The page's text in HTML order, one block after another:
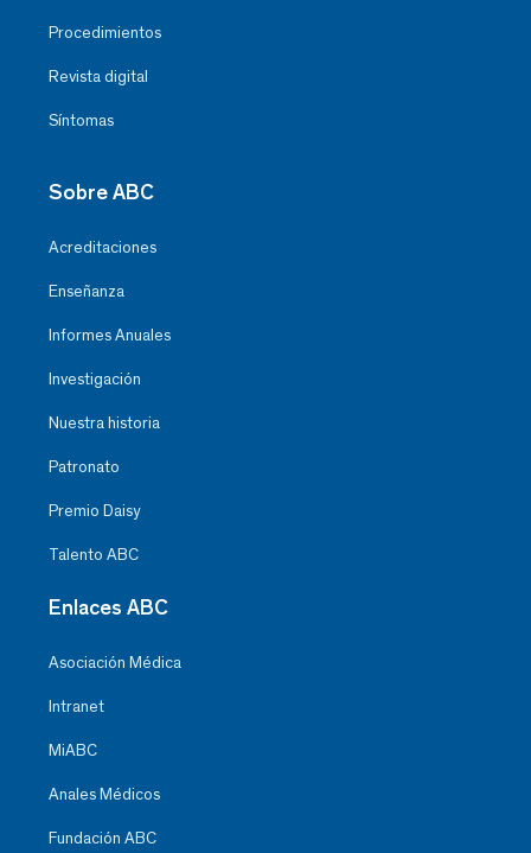
Procedimientos
Revista digital
Síntomas
Sobre ABC
Acreditaciones
Enseñanza
Informes Anuales
Investigación
Nuestra historia
Patronato
Premio Daisy
Talento ABC
Enlaces ABC
Asociación Médica
Intranet
MiABC
Anales Médicos
Fundación ABC